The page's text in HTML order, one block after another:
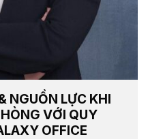
NGUỒN LỰC KHI
VỚI QUY
OFFICE